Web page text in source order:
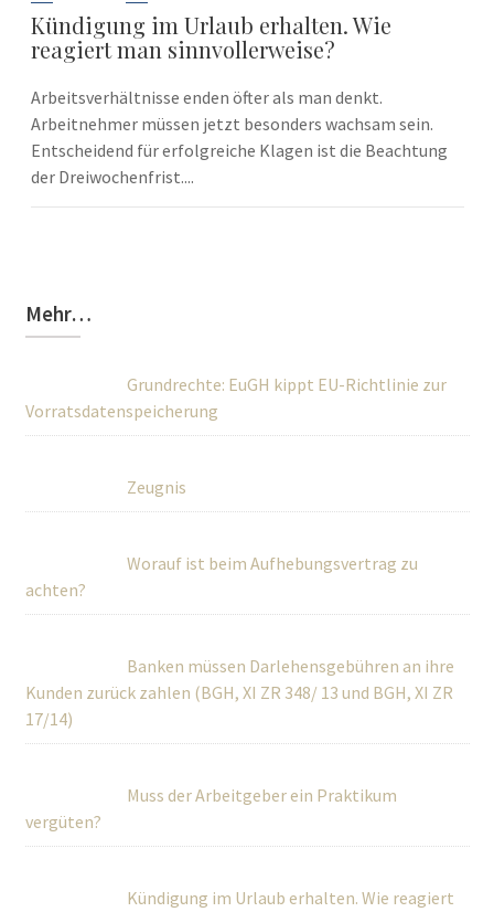
Kündigung im Urlaub erhalten. Wie
reagiert man sinnvollerweise?
Arbeitsverhältnisse enden öfter als man denkt.
Arbeitnehmer müssen jetzt besonders wachsam sein.
Entscheidend für erfolgreiche Klagen ist die Beachtung
der Dreiwochenfrist....
Mehr…
Grundrechte: EuGH kippt EU-Richtlinie zur
Vorratsdatenspeicherung
Zeugnis
Worauf ist beim Aufhebungsvertrag zu
achten?
Banken müssen Darlehensgebühren an ihre
Kunden zurück zahlen (BGH, XI ZR 348/ 13 und BGH, XI ZR
17/14)
Muss der Arbeitgeber ein Praktikum
vergüten?
Kündigung im Urlaub erhalten. Wie reagiert